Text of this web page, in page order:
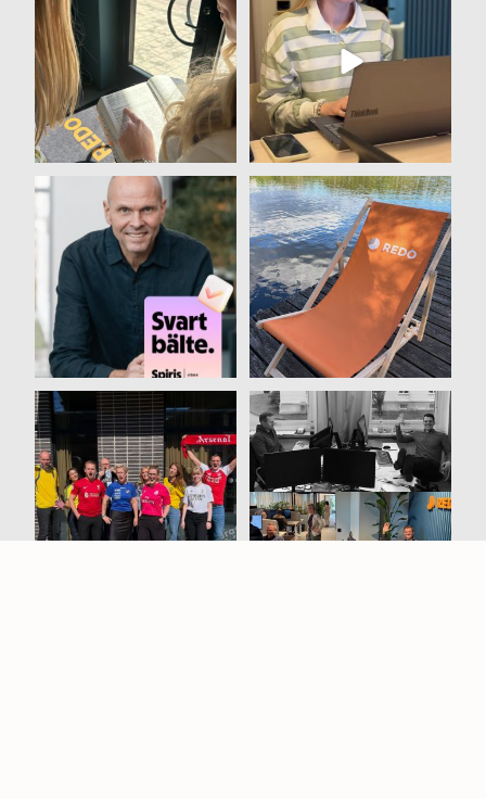
skattelagarna som
träder...
12 0
bokföring. Ni är
27 1
Vi är riktigt stolta över att
vara certifierade ...
27
🇸🇪 Glad nationaldag
🇸🇪
Vi vill passa på...
0
Varje tröja berättar en
historia ⚽️ Idag tog vi
på...
39 1
För drygt nio år sedan
startades REDO av
Jesper,
...
61 0